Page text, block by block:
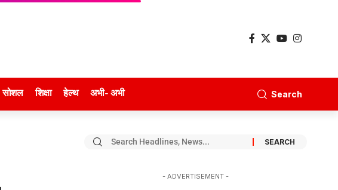
सोशल शिक्षा हेल्थ अभी- अभी Search
- ADVERTISEMENT -